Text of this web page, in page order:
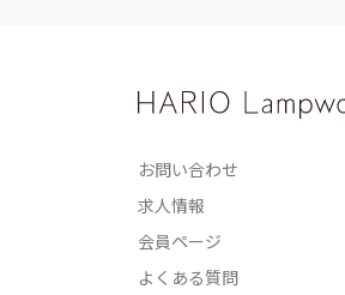
お問い合わせ
求人情報
会員ページ
よくある質問